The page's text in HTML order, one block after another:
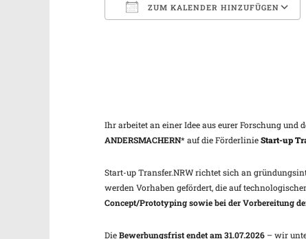
ZUM KALENDER HINZUFÜGEN
Ihr arbeitet an einer Idee aus eurer Forschung
ANDERSMACHERN* auf die FörderlinieStart-up
Start-up Transfer.NRW richtet sich an
werden Vorhaben gefördert, die auf
Concept/Prototyping sowie bei der Vorbereitung
DieBewerbungsfrist endet am 31.07.2026 – wir